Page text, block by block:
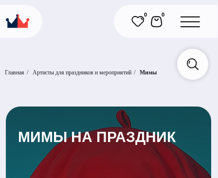
Главная / Артисты для праздников и мероприятий / Мимы
МИМЫ НА ПРАЗДНИК